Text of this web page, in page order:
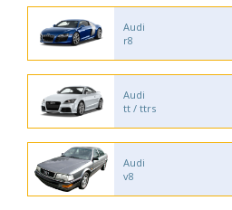
Audi
r8
Audi
tt / ttrs
Audi
v8